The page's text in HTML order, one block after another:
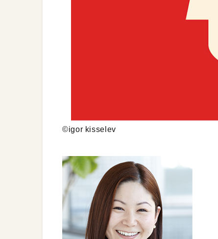
©igor kisselev